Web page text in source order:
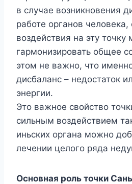
в случае возникновения
работе органов
воздействия на эту
гармонизировать общее
этом не важно, что
дисбаланс – недостаток
энергии.
Это важное свойство
сильным воздействием
иньских органа можно
лечении целого ряда
Основная роль точки